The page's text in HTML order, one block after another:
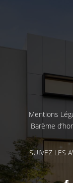
Mentions
Barème
SUIVEZ LES